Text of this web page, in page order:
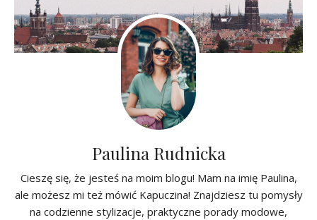
Paulina Rudnicka
Cieszę się, że jesteś na moim blogu! Mam na imię Paulina,
ale możesz mi też mówić Kapuczina! Znajdziesz tu pomysły
na codzienne stylizacje, praktyczne porady modowe,